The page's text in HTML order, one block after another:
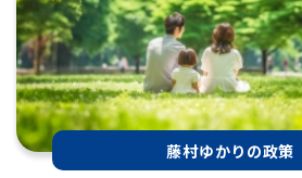
藤村ゆかりの政策